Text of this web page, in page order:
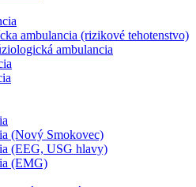
ambulancia (rizikové tehotenstvo)
ambulancia
(Nový Smokovec)
(EEG, USG hlavy)
(EMG)